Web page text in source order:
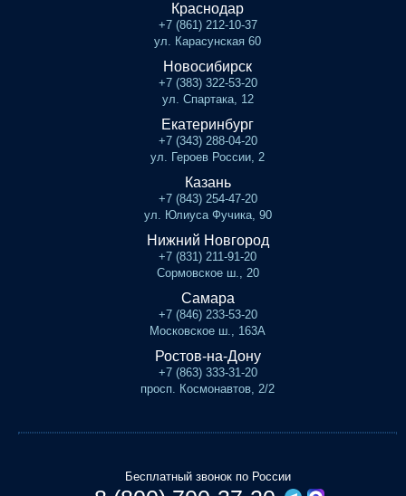
Краснодар
+7 (861) 212-10-37
ул. Карасунская 60
Новосибирск
+7 (383) 322-53-20
ул. Спартака, 12
Екатеринбург
+7 (343) 288-04-20
ул. Героев России, 2
Казань
+7 (843) 254-47-20
ул. Юлиуса Фучика, 90
Нижний Новгород
+7 (831) 211-91-20
Сормовское ш., 20
Самара
+7 (846) 233-53-20
Московское ш., 163А
Ростов-на-Дону
+7 (863) 333-31-20
просп. Космонавтов, 2/2
Бесплатный звонок по России